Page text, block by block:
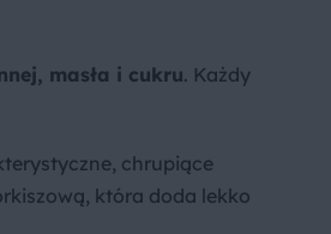
masła i cukru. Każdy
chrupiące
która doda lekko